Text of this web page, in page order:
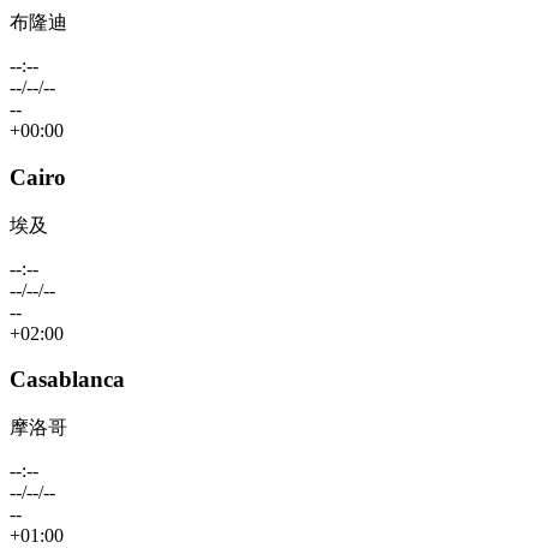
布隆迪
--:--
--/--/--
--
+00:00
Cairo
埃及
--:--
--/--/--
--
+02:00
Casablanca
摩洛哥
--:--
--/--/--
--
+01:00